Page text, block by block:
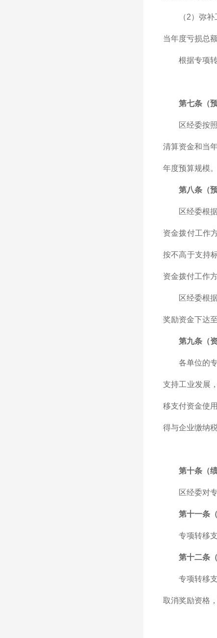
（2）弥
当年度亏损总
根据专项
第七条（
区经委按
清算资金和当
年度预算规模。
第八条（
区经委根
资金拨付工作
按不高于支持
资金拨付工作
区经委根
奖励资金下达
第九条（
各单位的
支持工业发展
移支付资金使
得与企业缴纳
第十条（
区经委对
第十一条
专项转移
第十二条
专项转移
取消奖励资格